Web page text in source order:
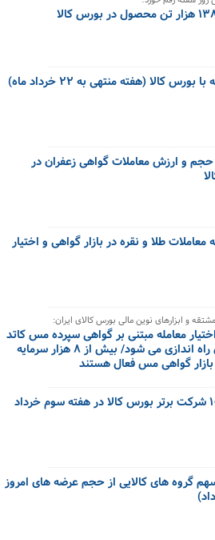
کالا (هفته منتهی به ۲۲ خرداد ماه)
و ارزش معاملات گواهی زعفران در
معاملات طلا و نقره در بازار گواهی و اختیار
مشتقه و ابزارهای نوین مالی بورس کالای ایران:
اختیار معامله مبتنی بر گواهی سپرده مس کاتد
به زودی راه اندازی می شود/ بیش از ۸ هزار سرمایه
بازار گواهی مس فعال هستند
گروه های کالایی از حجم عرضه های امروز